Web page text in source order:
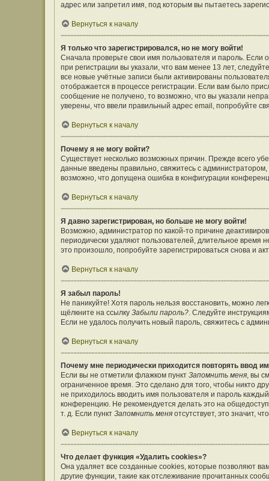
адрес или запретил имя, под которым вы пытаетесь
Вернуться к началу
Я только что зарегистрировался, но не могу войти!
Сначала проверьте свои имя пользователя и пароль.
при регистрации вы указали, что вам менее 13 лет,
все новые учётные записи были активированы
отображается в процессе регистрации. Если вам было
сообщение не получено, то возможно, что вы указали
уверены, что ввели правильный адрес email, попробуйте
Вернуться к началу
Почему я не могу войти?
Существует несколько возможных причин. Прежде всего
данные введены правильно, свяжитесь с
возможно, что допущена ошибка в конфигурации
Вернуться к началу
Я давно зарегистрирован, но больше не могу войти!
Возможно, администратор по какой-то причине
периодически удаляют пользователей, длительное
это произошло, попробуйте зарегистрироваться снова и
Вернуться к началу
Я забыл пароль!
Не паникуйте! Хотя пароль нельзя восстановить, можно
щёлкните на ссылку Забыли пароль?. Следуйте
Если не удалось получить новый пароль, свяжитесь с
Вернуться к началу
Почему мне периодически приходится повторять ввод
Если вы не отметили флажком пункт Запомнить меня, вы
ограниченное время. Это сделано для того, чтобы никто
не приходилось вводить имя пользователя и пароль
конференцию. Не рекомендуется делать это на
т. д. Если пункт Запомнить меня отсутствует, это значит,
Вернуться к началу
Что делает функция «Удалить cookies»?
Она удаляет все созданные cookies, которые позволяют
другие функции, такие как отслеживание прочитанных